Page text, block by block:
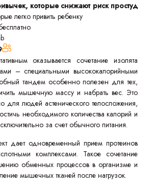
которые снижают риск простуд
легко привить ребенку
оказывается сочетание изолята
– специальными высококалорийными
тандем особенно полезен для тех,
мышечную массу и набрать вес. Это
для людей астенического телосложения,
необходимого количества калорий и
за счет обычного питания.
дает одновременный прием протеинов
комплексами. Такое сочетание
обменных процессов в организме и
мышечных тканей после нагрузок.